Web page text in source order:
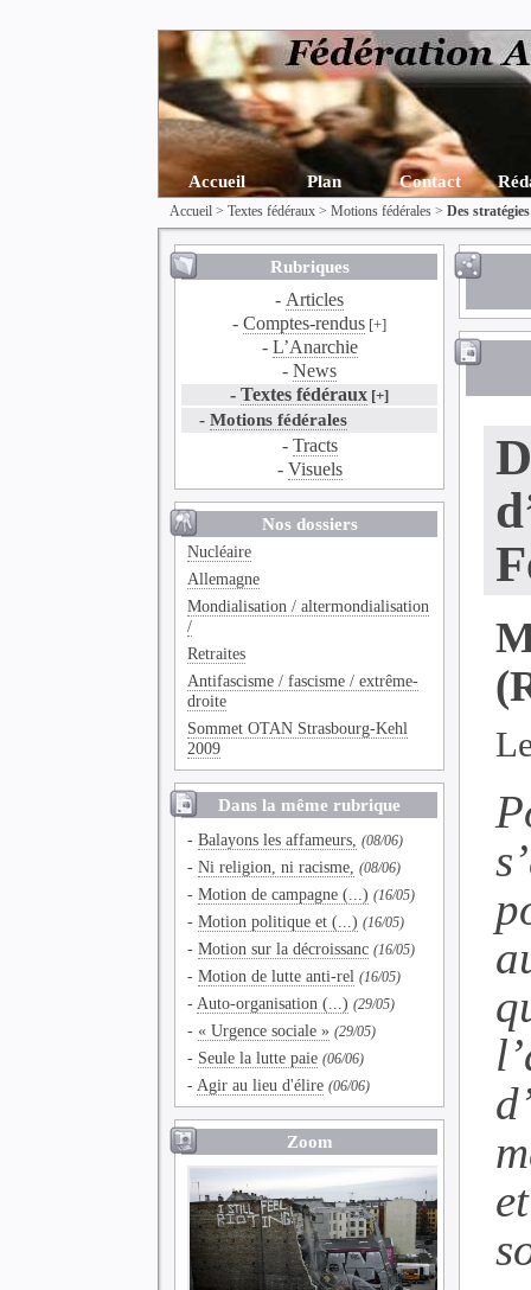
Accueil Plan Contact
Accueil >Textes fédéraux >Motions fédérales >Des
Rubriques
- Articles
-Comptes-rendus [+]
- L’Anarchie
-News
-Textes fédéraux [+]
-Motions fédérales
- Tracts
- Visuels
Nos dossiers
Nucléaire
Allemagne
Mondialisation / altermondialisation
/
Retraites
Antifascisme / fascisme / extrême-
droite
Sommet OTAN Strasbourg-Kehl
2009
Dans la même rubrique
-Balayons les affameurs, (08/06)
-Ni religion, ni racisme, (08/06)
-Motion de campagne (...) (16/05)
-Motion politique et (...) (16/05)
-Motion sur la décroissanc (16/05)
-Motion de lutte anti-rel (16/05)
- Auto-organisation (...) (29/05)
-« Urgence sociale » (29/05)
- Seule la lutte paie (06/06)
- Agir au lieu d'élire (06/06)
Zoom